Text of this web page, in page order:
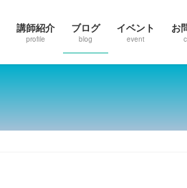
講師紹介
profile
ブログ
blog
イベント
event
お